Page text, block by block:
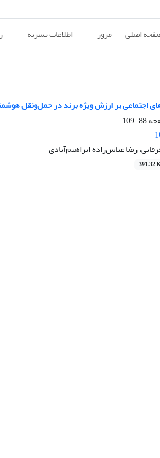
اصلی مرور اطلاعات نشریه
اجتماعی بر ارزش ویژه برند در حمل‌ونقل
88-109
رضا عباس‌زاده ابراهیم‌آبادی
391.32